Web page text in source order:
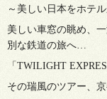
～美しい日本をホテ
美しい車窓の眺め、
別な鉄道の旅へ…
「TWILIGHT
その瑞風のツアー、